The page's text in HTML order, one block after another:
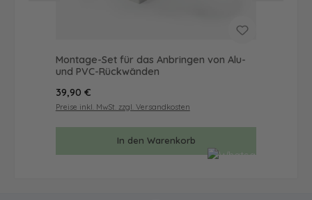
Montage-Set für das Anbringen von Alu-
und PVC-Rückwänden
Regulärer Preis:
39,90 €
Preise inkl. MwSt. zzgl. Versandkosten
In den Warenkorb